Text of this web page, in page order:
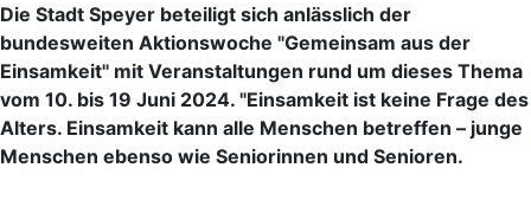
Die Stadt Speyer beteiligt sich anlässlich der
bundesweiten Aktionswoche "Gemeinsam aus der
Einsamkeit" mit Veranstaltungen rund um dieses Thema
vom 10. bis 19 Juni 2024. "Einsamkeit ist keine Frage des
Alters. Einsamkeit kann alle Menschen betreffen – junge
Menschen ebenso wie Seniorinnen und Senioren.